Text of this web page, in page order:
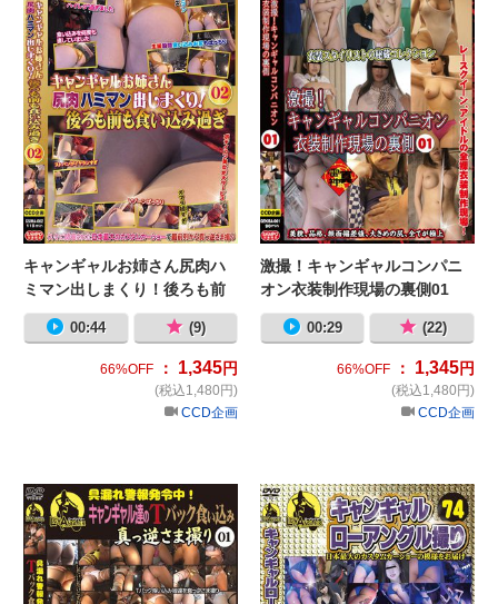
キャンギャルお姉さん尻肉ハ
ミマン出しまくり！後ろも前
も食い込み過ぎ02
00:44 (9)
66%OFF ： 1,345円
(税込1,480円)
CCD企画
激撮！キャンギャルコンパニ
オン衣装制作現場の裏側01
00:29 (22)
66%OFF： 1,345円
(税込1,480円)
CCD企画
具漏れ警報発令中！キャンギャルキ